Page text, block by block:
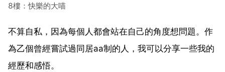
8樓：快樂的大喵
不算自私，因為每個人都會站在自己的角度想問題。作
為乙個曾經嘗試過同居aa制的人，我可以分享一些我的
經歷和感悟。